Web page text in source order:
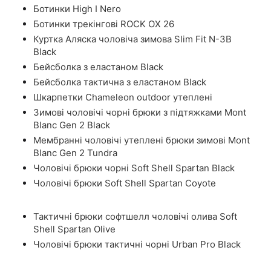
Ботинки High I Nero
Ботинки трекінгові ROCK OX 26
Куртка Аляска чоловіча зимова Slim Fit N-3B
Black
Бейсболка з еластаном Black
Бейсболка тактична з еластаном Black
Шкарпетки Chameleon outdoor утеплені
Зимові чоловічі чорні брюки з підтяжками Mont
Blanc Gen 2 Black
Мембранні чоловічі утеплені брюки зимові Mont
Blanc Gen 2 Tundra
Чоловічі брюки чорні Soft Shell Spartan Black
Чоловічі брюки Soft Shell Spartan Coyote
Тактичні брюки софтшелл чоловічі олива Soft
Shell Spartan Olive
Чоловічі брюки тактичні чорні Urban Pro Black